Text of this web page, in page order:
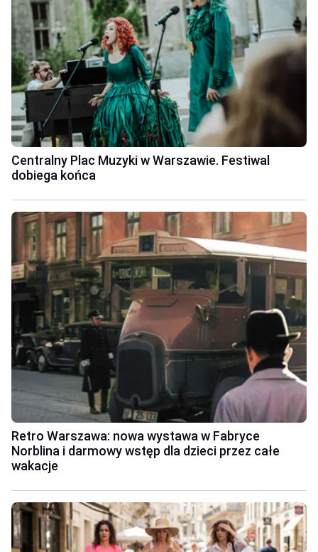
Centralny Plac Muzyki w Warszawie. Festiwal
dobiega końca
Retro Warszawa: nowa wystawa w Fabryce
Norblina i darmowy wstęp dla dzieci przez całe
wakacje